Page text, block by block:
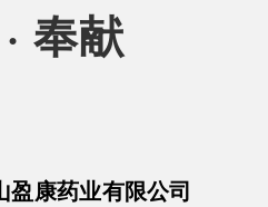
奉献
盈康药业有限公司